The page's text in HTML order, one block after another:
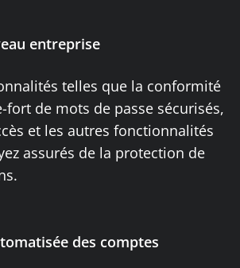
entreprise
telles que la conformité
fort de mots de passe sécurisés,
et les autres fonctionnalités
assurés de la protection de
des comptes